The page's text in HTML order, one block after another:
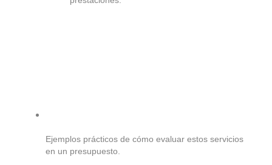
Ejemplos prácticos de cómo evaluar estos servicios
en un presupuesto.